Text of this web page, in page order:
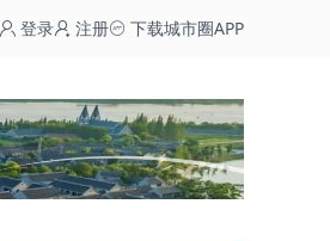
登录 注册 下载城市圈APP